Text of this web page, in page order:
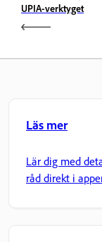
UPIA-verktyget
Läs mer
Lär dig med
råd direkt i